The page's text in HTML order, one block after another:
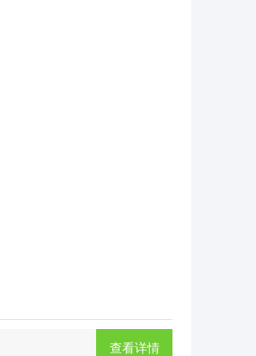
查看详情